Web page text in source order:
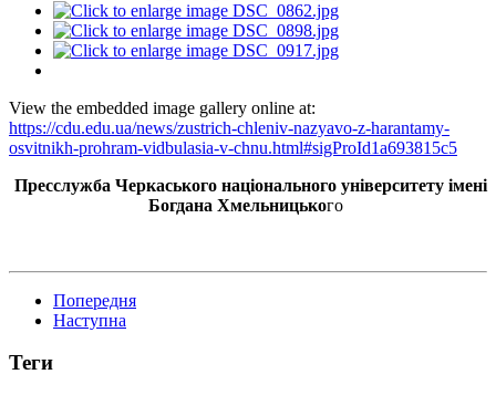
View the embedded image gallery online at:
https://cdu.edu.ua/news/zustrich-chleniv-nazyavo-z-harantamy-
osvitnikh-prohram-vidbulasia-v-chnu.html#sigProId1a693815c5
Пресслужба Черкаського національного університету імені
Богдана Хмельницького
Попередня
Наступна
Теги